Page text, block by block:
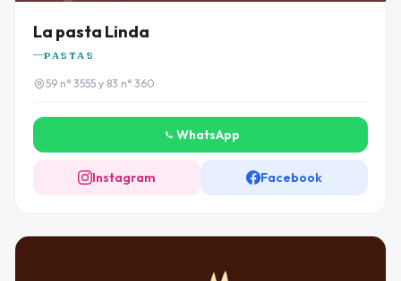
La pasta Linda
PASTAS
59 n° 3555 y 83 n° 360
WhatsApp
Instagram Facebook